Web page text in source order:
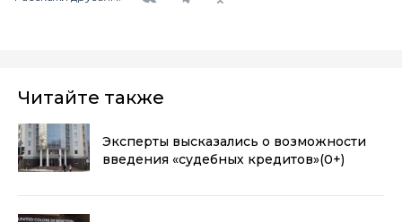
Читайте также
Эксперты высказались о возможности
введения «судебных кредитов»(0+)